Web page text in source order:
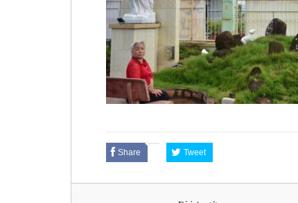
Share Tweet